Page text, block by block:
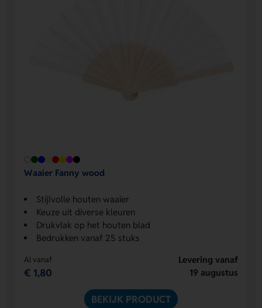
Waaier Fanny wood
Stijlvolle houten waaier
Keuze uit diverse kleuren
Drukvlak op het houten blad
Bedrukken vanaf 25 stuks
Al vanaf
€ 1,80
Levering vanaf
19 augustus
BEKIJK PRODUCT